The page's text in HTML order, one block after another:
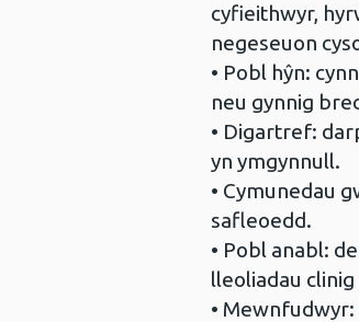
cyfieithwyr,
negeseuon
• Pobl hŷn:
neu gynnig
• Digartref:
yn ymgynnull.
• Cymunedau
safleoedd.
• Pobl anabl:
lleoliadau
•